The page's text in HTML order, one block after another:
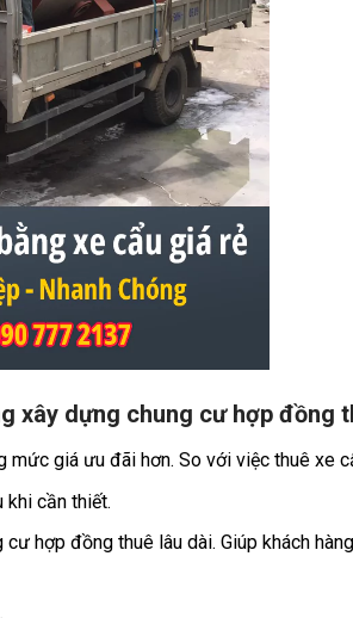
xây dựng chung cư hợp đồng
giá ưu đãi hơn. So với việc thuê xe
khi cần thiết.
hợp đồng thuê lâu dài. Giúp khách